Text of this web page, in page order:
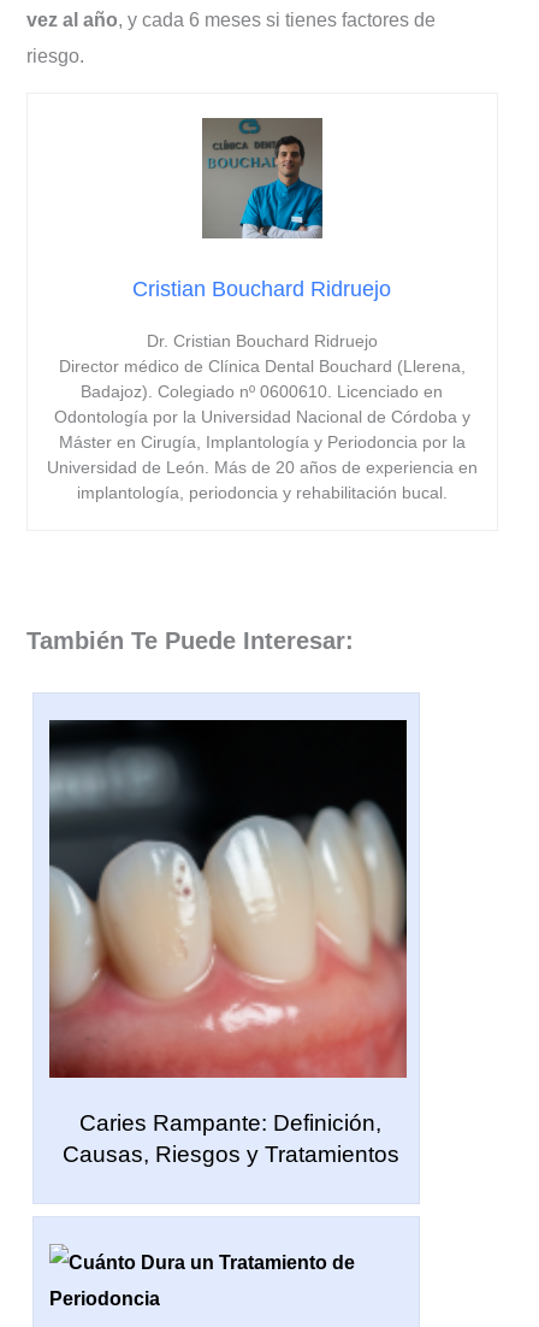
vez al año, y cada 6 meses si tienes factores de
riesgo.
Cristian Bouchard Ridruejo
Dr. Cristian Bouchard Ridruejo
Director médico de Clínica Dental Bouchard (Llerena,
Badajoz). Colegiado nº 0600610. Licenciado en
Odontología por la Universidad Nacional de Córdoba y
Máster en Cirugía, Implantología y Periodoncia por la
Universidad de León. Más de 20 años de experiencia en
implantología, periodoncia y rehabilitación bucal.
También Te Puede Interesar:
Caries Rampante: Definición,
Causas, Riesgos y Tratamientos